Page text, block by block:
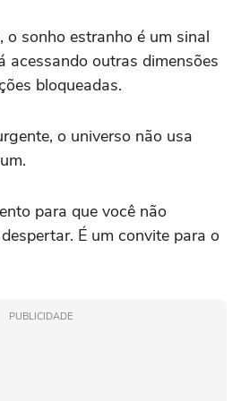
o sonho estranho é um sinal
acessando outras dimensões
bloqueadas.
o universo não usa
para que você não
É um convite para o
PUBLICIDADE